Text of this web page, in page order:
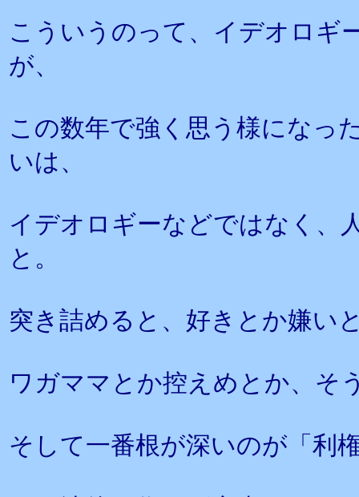
こういうのって、イデオロギ
が、
この数年で強く思う様になっ
いは、
イデオロギーなどではなく、
と。
突き詰めると、好きとか嫌い
ワガママとか控えめとか、そ
そして一番根が深いのが「利